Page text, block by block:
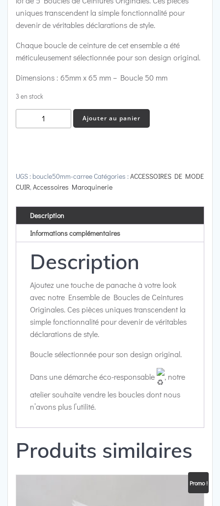
initial
75,00 €.
actuel
62,00 €.
uniques transcendent la simple fonctionnalité pour
devenir de véritables déclarations de style.
Chaque boucle de ceinture de cet ensemble a été
méticuleusement sélectionnée pour son design original.
Dimensions : 65mm x 65 mm – Boucle 50 mm
3 en stock
quantité
de
Boucles
Pour
Boucles
Originales
Ajouter au panier
UGS : boucle50mm-carreeCatégories : ACCESSOIRES DE MODE
CUIR, Accessoires Maroquinerie
Description
Informations complémentaires
Description
Ajoutez une touche de panache à votre look
avec notre Ensemble de Boucles de Ceintures
Originales. Ces pièces uniques transcendent la
simple fonctionnalité pour devenir de véritables
déclarations de style.
Boucle sélectionnée pour son design original.
Dans une démarche éco-responsable
, notre
atelier souhaite vendre les boucles dont nous
n’avons plus l’utilité.
Produits similaires
Promo !